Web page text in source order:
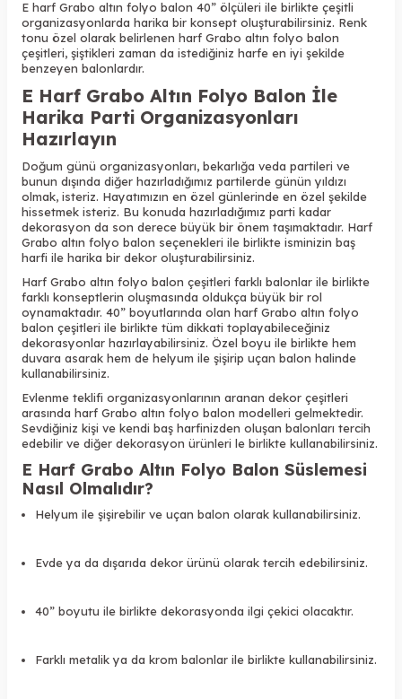
E harf Grabo altın folyo balon 40” ölçüleri ile birlikte çeşitli
organizasyonlarda harika bir konsept oluşturabilirsiniz. Renk
tonu özel olarak belirlenen harf Grabo altın folyo balon
çeşitleri, şiştikleri zaman da istediğiniz harfe en iyi şekilde
benzeyen balonlardır.
E Harf Grabo Altın Folyo Balon İle
Harika Parti Organizasyonları
Hazırlayın
Doğum günü organizasyonları, bekarlığa veda partileri ve
bunun dışında diğer hazırladığımız partilerde günün yıldızı
olmak, isteriz. Hayatımızın en özel günlerinde en özel şekilde
hissetmek isteriz. Bu konuda hazırladığımız parti kadar
dekorasyon da son derece büyük bir önem taşımaktadır. Harf
Grabo altın folyo balon seçenekleri ile birlikte isminizin baş
harfi ile harika bir dekor oluşturabilirsiniz.
Harf Grabo altın folyo balon çeşitleri farklı balonlar ile birlikte
farklı konseptlerin oluşmasında oldukça büyük bir rol
oynamaktadır. 40” boyutlarında olan harf Grabo altın folyo
balon çeşitleri ile birlikte tüm dikkati toplayabileceğiniz
dekorasyonlar hazırlayabilirsiniz. Özel boyu ile birlikte hem
duvara asarak hem de helyum ile şişirip uçan balon halinde
kullanabilirsiniz.
Evlenme teklifi organizasyonlarının aranan dekor çeşitleri
arasında harf Grabo altın folyo balon modelleri gelmektedir.
Sevdiğiniz kişi ve kendi baş harfinizden oluşan balonları tercih
edebilir ve diğer dekorasyon ürünleri le birlikte kullanabilirsiniz.
E Harf Grabo Altın Folyo Balon Süslemesi
Nasıl Olmalıdır?
Helyum ile şişirebilir ve uçan balon olarak kullanabilirsiniz.
Evde ya da dışarıda dekor ürünü olarak tercih edebilirsiniz.
40” boyutu ile birlikte dekorasyonda ilgi çekici olacaktır.
Farklı metalik ya da krom balonlar ile birlikte kullanabilirsiniz.